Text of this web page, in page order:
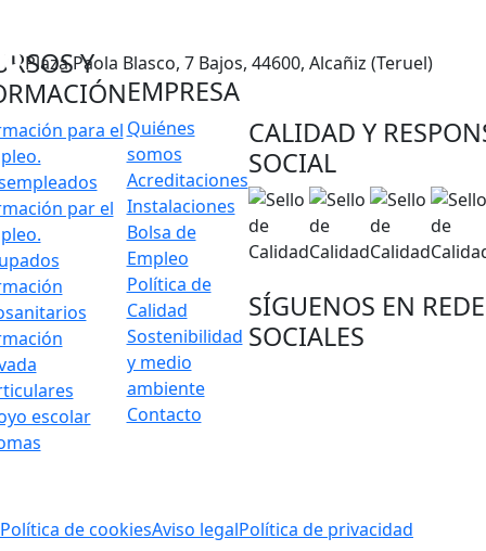
Plaza Paola Blasco, 7 Bajos, 44600, Alcañiz (Teruel)
Y
para el
par el
escolar
EMPRESA
Quiénes
somos
Acreditaciones
Instalaciones
Bolsa de
Empleo
Política de
Calidad
Sostenibilidad
y medio
ambiente
Contacto
CALIDAD Y
SOCIAL
SÍGUENOS EN
SOCIALES
Política de cookiesAviso legalPolítica de privacidad